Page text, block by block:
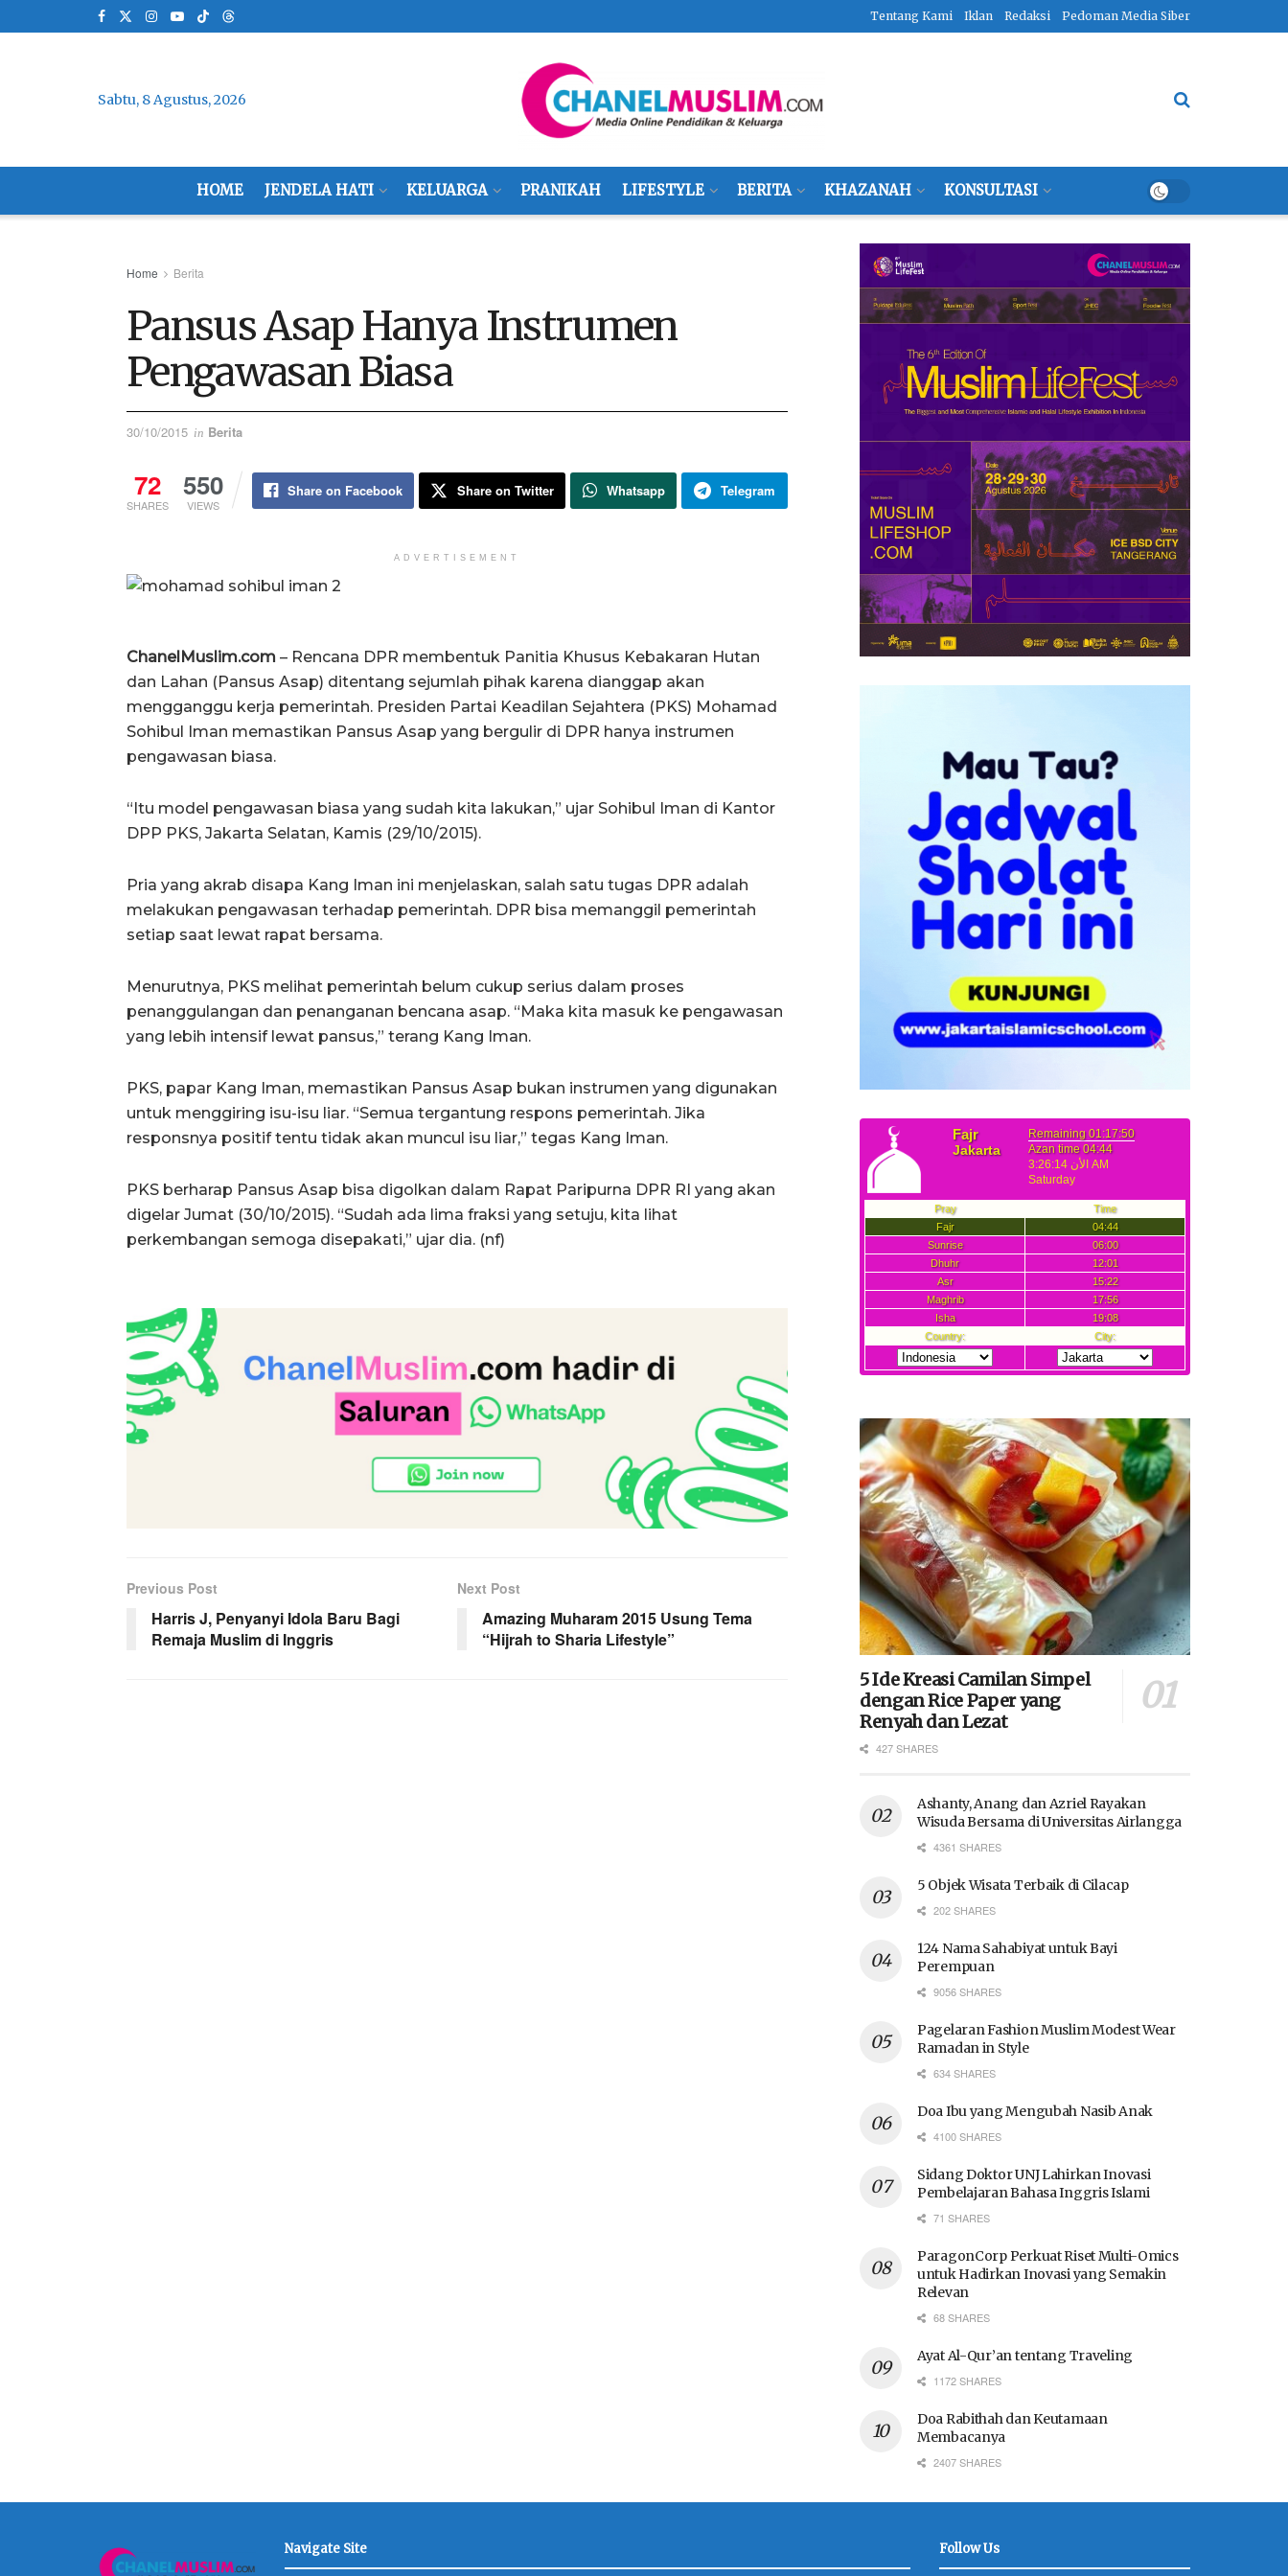
Tentang Kami Iklan Redaksi Pedoman Media Siber
Sabtu, 8 Agustus, 2026
HOME JENDELA HATI KELUARGA PRANIKAH LIFESTYLE BERITA KHAZANAH KONSULTASI
Home Berita
Pansus Asap Hanya Instrumen
Pengawasan Biasa
30/10/2015 in Berita
72
SHARES
550
VIEWS
Share on Facebook Share on Twitter Whatsapp Telegram
ADVERTISEMENT
ChanelMuslim.com – Rencana DPR membentuk Panitia Khusus Kebakaran Hutan
dan Lahan (Pansus Asap) ditentang sejumlah pihak karena dianggap akan
mengganggu kerja pemerintah. Presiden Partai Keadilan Sejahtera (PKS) Mohamad
Sohibul Iman memastikan Pansus Asap yang bergulir di DPR hanya instrumen
pengawasan biasa.
“Itu model pengawasan biasa yang sudah kita lakukan,” ujar Sohibul Iman di Kantor
DPP PKS, Jakarta Selatan, Kamis (29/10/2015).
Pria yang akrab disapa Kang Iman ini menjelaskan, salah satu tugas DPR adalah
melakukan pengawasan terhadap pemerintah. DPR bisa memanggil pemerintah
setiap saat lewat rapat bersama.
Menurutnya, PKS melihat pemerintah belum cukup serius dalam proses
penanggulangan dan penanganan bencana asap. “Maka kita masuk ke pengawasan
yang lebih intensif lewat pansus,” terang Kang Iman.
PKS, papar Kang Iman, memastikan Pansus Asap bukan instrumen yang digunakan
untuk menggiring isu-isu liar. “Semua tergantung respons pemerintah. Jika
responsnya positif tentu tidak akan muncul isu liar,” tegas Kang Iman.
PKS berharap Pansus Asap bisa digolkan dalam Rapat Paripurna DPR RI yang akan
digelar Jumat (30/10/2015). “Sudah ada lima fraksi yang setuju, kita lihat
perkembangan semoga disepakati,” ujar dia. (nf)
Previous Post
Harris J, Penyanyi Idola Baru Bagi
Remaja Muslim di Inggris
Next Post
Amazing Muharam 2015 Usung Tema
“Hijrah to Sharia Lifestyle”
5 Ide Kreasi Camilan Simpel
dengan Rice Paper yang
Renyah dan Lezat
427 SHARES
Ashanty, Anang dan Azriel Rayakan
Wisuda Bersama di Universitas Airlangga
4361 SHARES
5 Objek Wisata Terbaik di Cilacap
202 SHARES
124 Nama Sahabiyat untuk Bayi
Perempuan
9056 SHARES
Pagelaran Fashion Muslim Modest Wear
Ramadan in Style
634 SHARES
Doa Ibu yang Mengubah Nasib Anak
4100 SHARES
Sidang Doktor UNJ Lahirkan Inovasi
Pembelajaran Bahasa Inggris Islami
71 SHARES
ParagonCorp Perkuat Riset Multi-Omics
untuk Hadirkan Inovasi yang Semakin
Relevan
68 SHARES
Ayat Al-Qur’an tentang Traveling
1172 SHARES
Doa Rabithah dan Keutamaan
Membacanya
2407 SHARES
Navigate Site Follow Us